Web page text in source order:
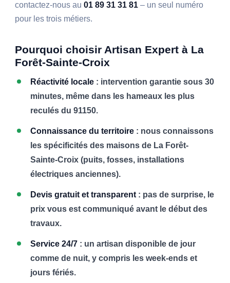
contactez-nous au01 89 31 31 81 – un seul numéro
pour les trois métiers.
Pourquoi choisir Artisan Expert à La
Forêt-Sainte-Croix
Réactivité locale : intervention garantie sous 30
minutes, même dans les hameaux les plus
reculés du 91150.
Connaissance du territoire : nous connaissons
les spécificités des maisons de La Forêt-
Sainte-Croix (puits, fosses, installations
électriques anciennes).
Devis gratuit et transparent: pas de surprise, le
prix vous est communiqué avant le début des
travaux.
Service 24/7 : un artisan disponible de jour
comme de nuit, y compris les week-ends et
jours fériés.